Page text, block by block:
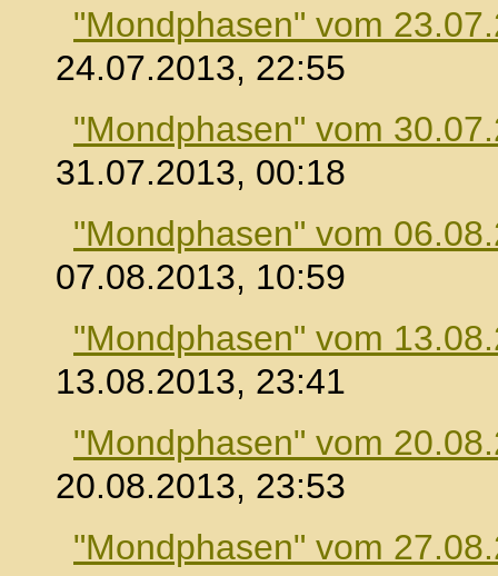
"Mondphasen" vom
24.07.2013, 22:55
"Mondphasen" vom
31.07.2013, 00:18
"Mondphasen" vom
07.08.2013, 10:59
"Mondphasen" vom
13.08.2013, 23:41
"Mondphasen" vom
20.08.2013, 23:53
"Mondphasen" vom